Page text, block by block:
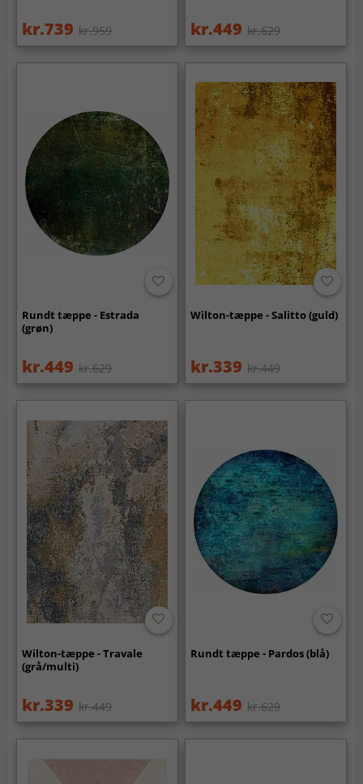
kr.739 kr.959 kr.449 kr.629
Rundt tæppe - Estrada
(grøn)
kr.449 kr.629
Wilton-tæppe - Salitto (guld)
kr.339 kr.449
Wilton-tæppe - Travale
(grå/multi)
kr.339 kr.449
Rundt tæppe - Pardos (blå)
kr.449 kr.629